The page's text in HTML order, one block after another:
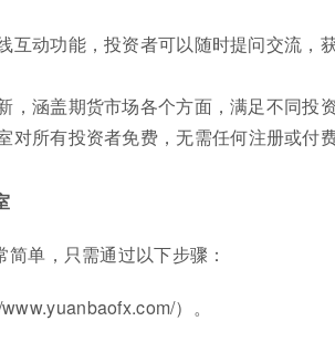
互动功能，投资者可以随时提问交流，
，涵盖期货市场各个方面，满足不同投资
对所有投资者免费，无需任何注册或付费
单，只需通过以下步骤：
）。